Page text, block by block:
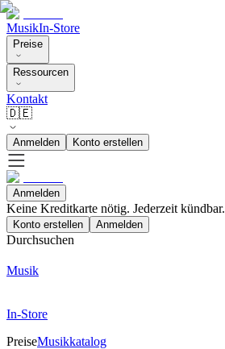
MusikIn-Store
Preise
Ressourcen
Kontakt
🇩🇪
Anmelden Konto erstellen
Anmelden
Keine Kreditkarte nötig. Jederzeit kündbar.
Konto erstellen Anmelden
Durchsuchen
Musik
In-Store
PreiseMusikkatalog